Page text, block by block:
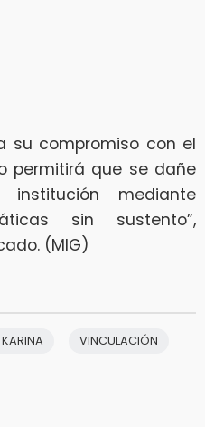
su compromiso con el
permitirá que se dañe
mediante
sin sustento”,
(MIG)
VINCULACIÓN